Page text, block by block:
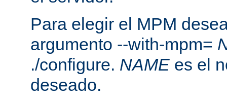
Para elegir el MPM
argumento --with-mpm=
./configure. NAME es el
deseado.